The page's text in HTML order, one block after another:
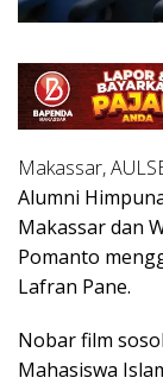
Makassar,
Alumni
Makassar dan
Pomanto
Lafran Pane.
Nobar film
Mahasiswa